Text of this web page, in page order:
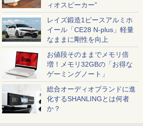
ィオスピーカー”
レイズ鍛造1ピースアルミホ
イール「CE28 N-plus」軽量
なままに剛性を向上
お値段そのままでメモリ倍
増！メモリ32GBの「お得な
ゲーミングノート」
総合オーディオブランドに進
化するSHANLINGとは何者
か？